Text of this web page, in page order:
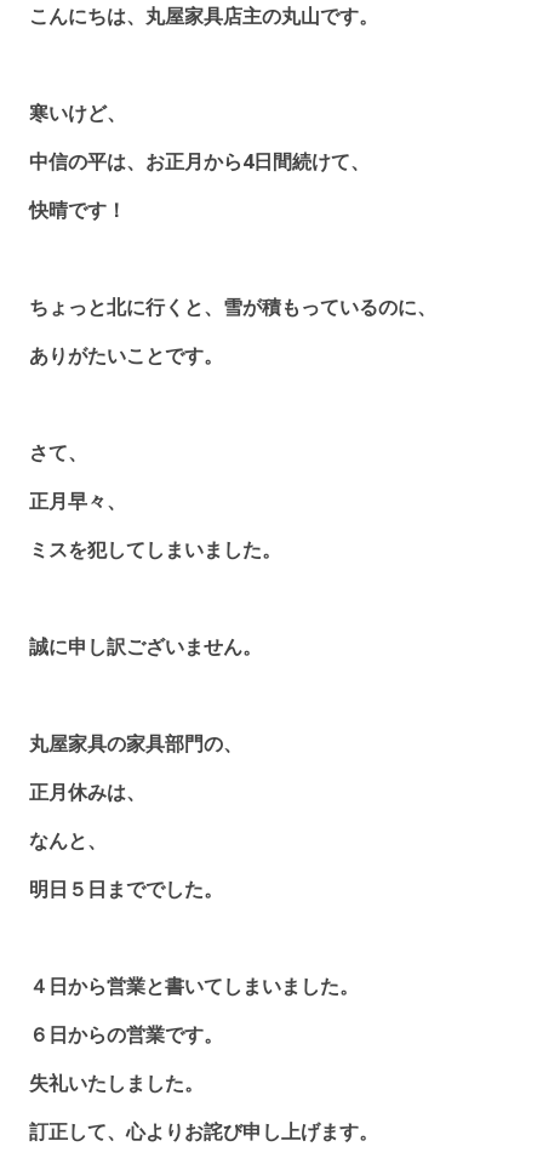
こんにちは、丸屋家具店主の丸山です。
寒いけど、
中信の平は、お正月から4日間続けて、
快晴です！
ちょっと北に行くと、雪が積もっているのに、
ありがたいことです。
さて、
正月早々、
ミスを犯してしまいました。
誠に申し訳ございません。
丸屋家具の家具部門の、
正月休みは、
なんと、
明日５日まででした。
４日から営業と書いてしまいました。
６日からの営業です。
失礼いたしました。
訂正して、心よりお詫び申し上げます。